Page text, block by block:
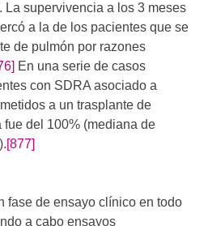
La supervivencia a los 3 meses
a la de los pacientes que se
de pulmón por razones
En una serie de casos
con SDRA asociado a
a un trasplante de
del 100% (mediana de
[877]
fase de ensayo clínico en todo
a cabo ensayos